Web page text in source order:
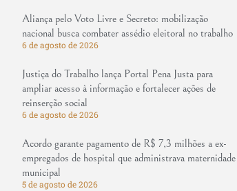
Aliança pelo Voto Livre e Secreto: mobilização
nacional busca combater assédio eleitoral no trabalho
6 de agosto de 2026
Justiça do Trabalho lança Portal Pena Justa para
ampliar acesso à informação e fortalecer ações de
reinserção social
6 de agosto de 2026
Acordo garante pagamento de R$ 7,3 milhões a ex-
empregados de hospital que administrava maternidade
municipal
5 de agosto de 2026